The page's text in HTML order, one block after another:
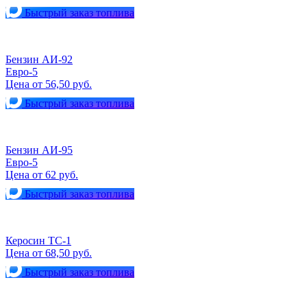
Быстрый заказ топлива
Бензин АИ-92
Евро-5
Цена от 56,50 руб.
Быстрый заказ топлива
Бензин АИ-95
Евро-5
Цена от 62 руб.
Быстрый заказ топлива
Керосин ТС-1
Цена от 68,50 руб.
Быстрый заказ топлива